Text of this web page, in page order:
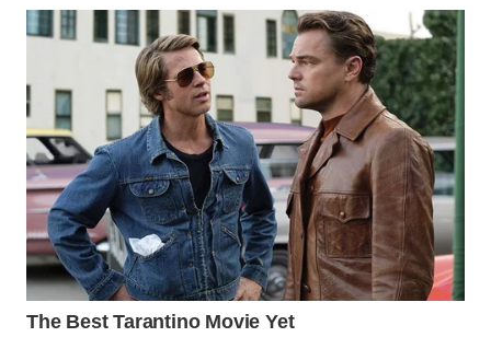
LESUNG
WN
KARO
WN
SIMALUNGUN
WN